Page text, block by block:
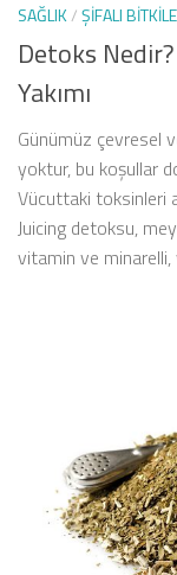
SAĞLIK/ŞIFALI
Detoks
Yakımı
Günümüz çevresel
yoktur, bu koşullar
Vücuttaki toksinleri
Juicing detoksu,
vitamin ve minarelli,